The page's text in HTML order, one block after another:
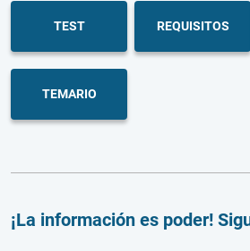
TEST REQUISITOS
TEMARIO
¡La información es poder!